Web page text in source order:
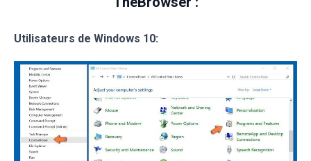
Utilisateurs de Windows 10: